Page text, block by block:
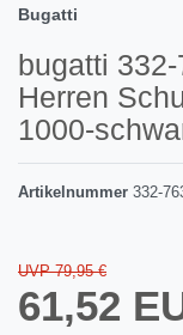
Bugatti
bugatti
Herren
1000-
Artikelnummer 332-
UVP 79,95 €
61,52